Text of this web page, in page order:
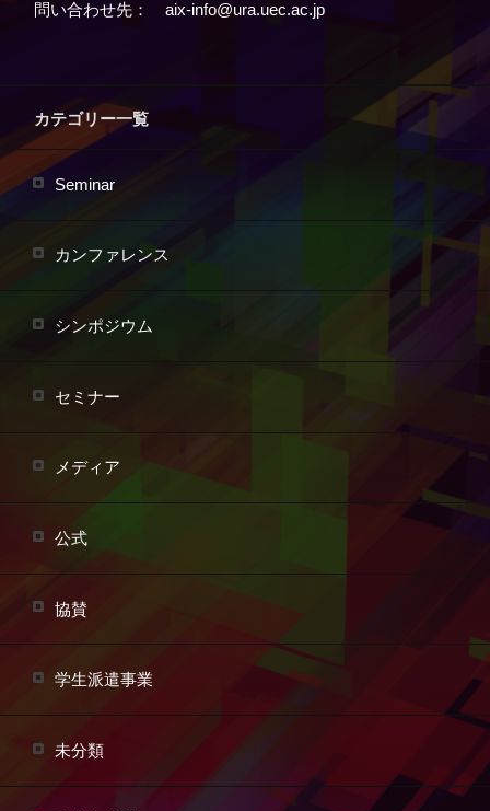
問い合わせ先： aix-info@ura.uec.ac.jp
カテゴリー一覧
Seminar
カンファレンス
シンポジウム
セミナー
メディア
公式
協賛
学生派遣事業
未分類